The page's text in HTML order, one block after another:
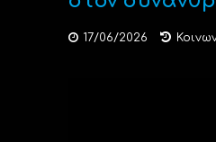
17/06/2026